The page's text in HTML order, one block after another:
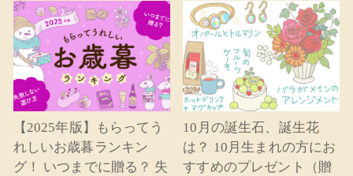
【2025年版】もらってう
れしいお歳暮ランキン
グ！ いつまでに贈る？ 失
10月の誕生石、誕生花
は？ 10月生まれの方にお
すすめのプレゼント（贈